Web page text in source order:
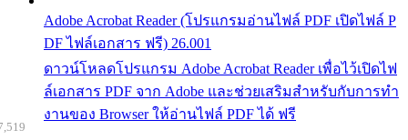
Adobe Acrobat Reader (โปรแกรมอ่านไฟล์ PDF เปิดไฟล์ P
DF ไฟล์เอกสาร ฟรี) 26.001
ดาวน์โหลดโปรแกรม Adobe Acrobat Reader เพื่อไว้เปิดไฟ
ล์เอกสาร PDF จาก Adobe และช่วยเสริมสำหรับกับการทำ
งานของ Browser ให้อ่านไฟล์ PDF ได้ ฟรี